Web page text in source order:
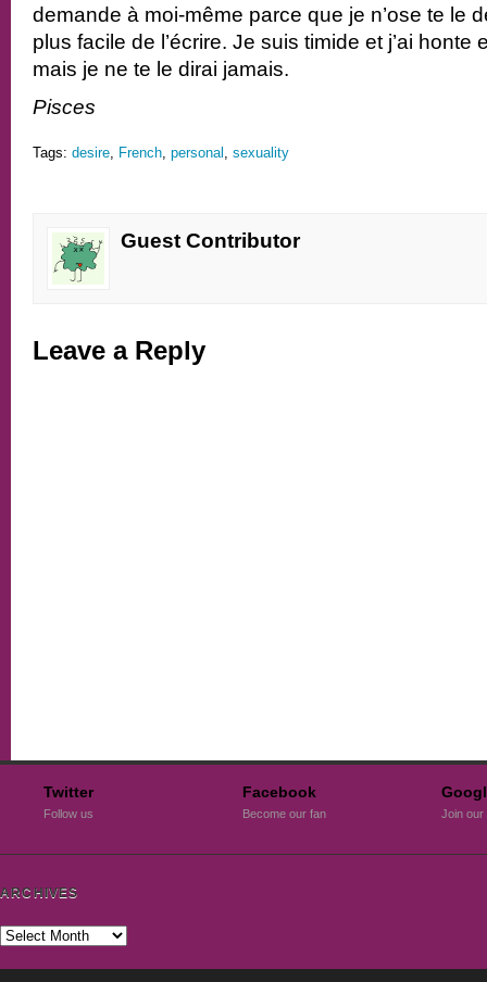
demande à moi-même parce que je n’ose te le
plus facile de l’écrire. Je suis timide et j’ai honte
mais je ne te le dirai jamais.
Pisces
Tags: desire, French, personal , sexuality
Guest Contributor
Leave a Reply
Twitter
Follow us
Facebook
Become our fan Join our
ARCHIVES